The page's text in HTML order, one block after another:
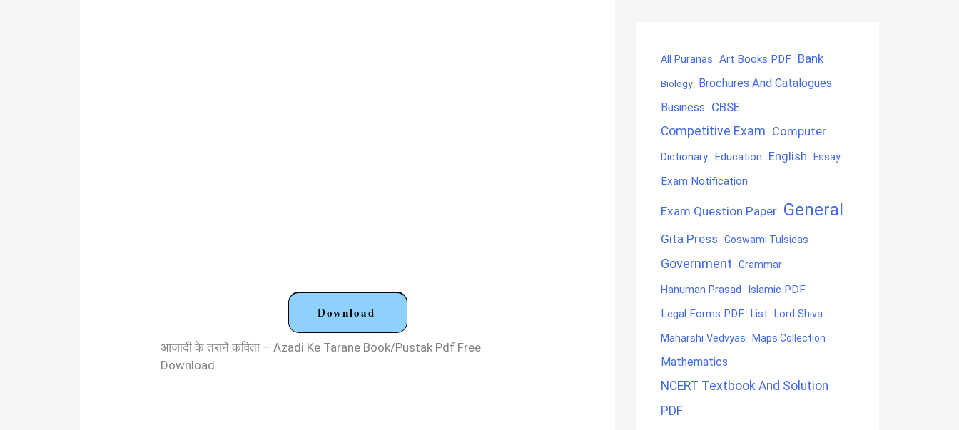
Download
आजादी के तराने कविता – Azadi Ke Tarane Book/Pustak Pdf Free
Download
All Puranas Art Books PDF Bank
Biology
Brochures And Catalogues
Business CBSE
Competitive Exam Computer
Dictionary Education English Essay
Exam Notification
Exam Question Paper General
Gita Press Goswami Tulsidas
Government Grammar
Hanuman Prasad
Islamic PDF
Legal Forms PDF List Lord Shiva
Maharshi Vedvyas Maps Collection
Mathematics
NCERT Textbook And Solution
PDF